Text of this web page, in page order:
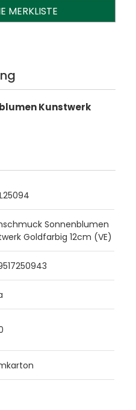
MERKLISTE
Kunstwerk
Sonnenblumen
Goldfarbig 12cm (VE)